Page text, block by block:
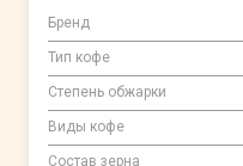
Бренд
Тип кофе
Степень обжарки
Виды кофе
Состав зерна